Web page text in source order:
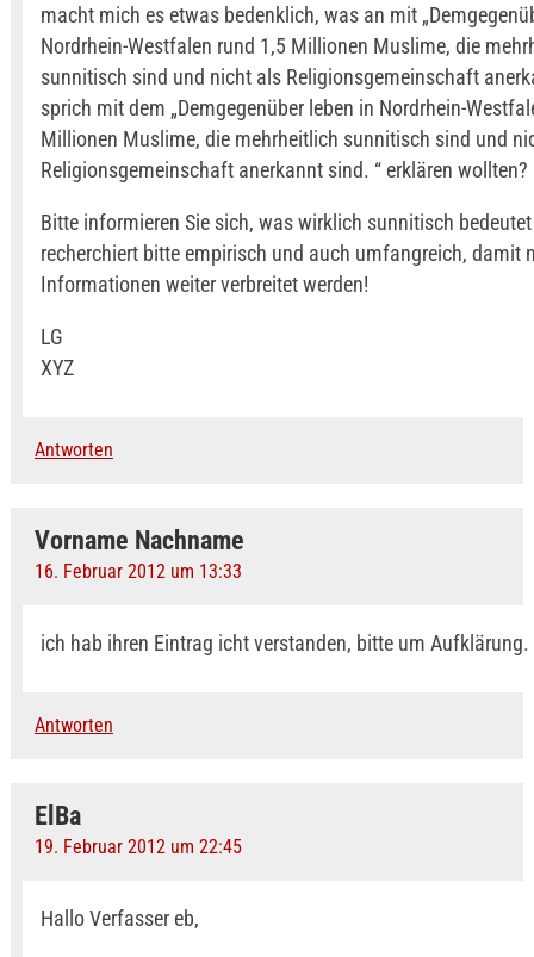
macht mich es etwas bedenklich, was an mit
Nordrhein-Westfalen rund 1,5 Millionen Muslime, die
sunnitisch sind und nicht als Religionsgemeinschaft
sprich mit dem „Demgegenüber leben in Nordrhein-
Millionen Muslime, die mehrheitlich sunnitisch sind und
Religionsgemeinschaft anerkannt sind. “ erklären wollten?
Bitte informieren Sie sich, was wirklich sunnitisch
recherchiert bitte empirisch und auch umfangreich, damit
Informationen weiter verbreitet werden!
LG
XYZ
Antworten
Vorname Nachname
16. Februar 2012 um 13:33
ich hab ihren Eintrag icht verstanden, bitte um Aufklärung.
Antworten
ElBa
19. Februar 2012 um 22:45
Hallo Verfasser eb,